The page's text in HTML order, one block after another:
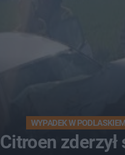
WYPADEK W PODLASKIEM
Citroen zderzył